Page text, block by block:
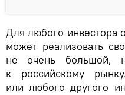
Для любого инвестора
может реализовать
не очень большой,
к российскому
или любого другого